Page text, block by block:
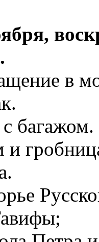
в
багажом.